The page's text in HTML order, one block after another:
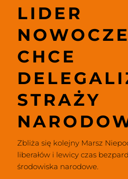
LIDER
CHCE
STRAŻY
Zbliża się kolejny Marsz
liberałów i lewicy czas
środowiska narodowe.